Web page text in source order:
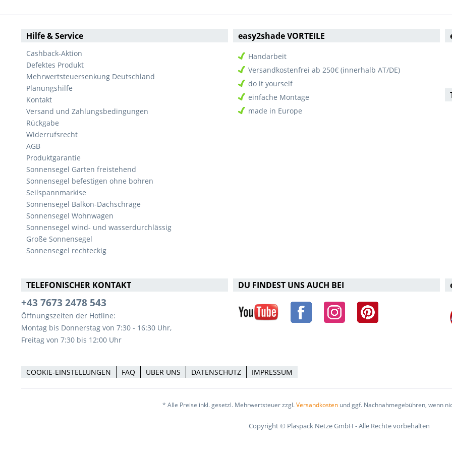
Hilfe & Service
Cashback-Aktion
Defektes Produkt
Mehrwertsteuersenkung Deutschland
Planungshilfe
Kontakt
Versand und Zahlungsbedingungen
Rückgabe
Widerrufsrecht
AGB
Produktgarantie
Sonnensegel Garten freistehend
Sonnensegel befestigen ohne bohren
Seilspannmarkise
Sonnensegel Balkon-Dachschräge
Sonnensegel Wohnwagen
Sonnensegel wind- und wasserdurchlässig
Große Sonnensegel
Sonnensegel rechteckig
easy2shade VORTEILE
Handarbeit
Versandkostenfrei ab 250€ (innerhalb AT/DE)
do it yourself
einfache Montage
made in Europe
TELEFONISCHER KONTAKT
+43 7673 2478 543
Öffnungszeiten der Hotline:
Montag bis Donnerstag von 7:30 - 16:30 Uhr,
Freitag von 7:30 bis 12:00 Uhr
DU FINDEST UNS AUCH BEI
COOKIE-EINSTELLUNGEN FAQ ÜBER UNS DATENSCHUTZ IMPRESSUM
* Alle Preise inkl. gesetzl. Mehrwertsteuer zzgl.Versandkostenund ggf. Nachnahmegebühren, wenn
Copyright © Plaspack Netze GmbH - Alle Rechte vorbehalten